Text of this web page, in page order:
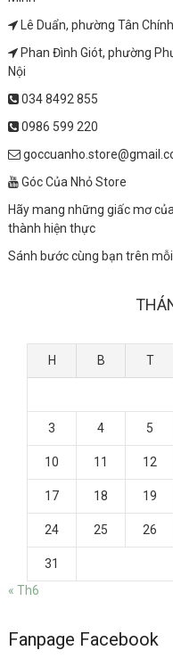
Lê Duẩn, phường Tân
Phan Đình Giót, phường
Nội
034 8492 855
0986 599 220
Góc Của Nhỏ Store
Hãy mang những giấc mơ
thành hiện thực
Sánh bước cùng bạn trên
H B T
3 4 5
10 11 12
17 18 19
24 25 26
31
« Th6
Fanpage Facebook